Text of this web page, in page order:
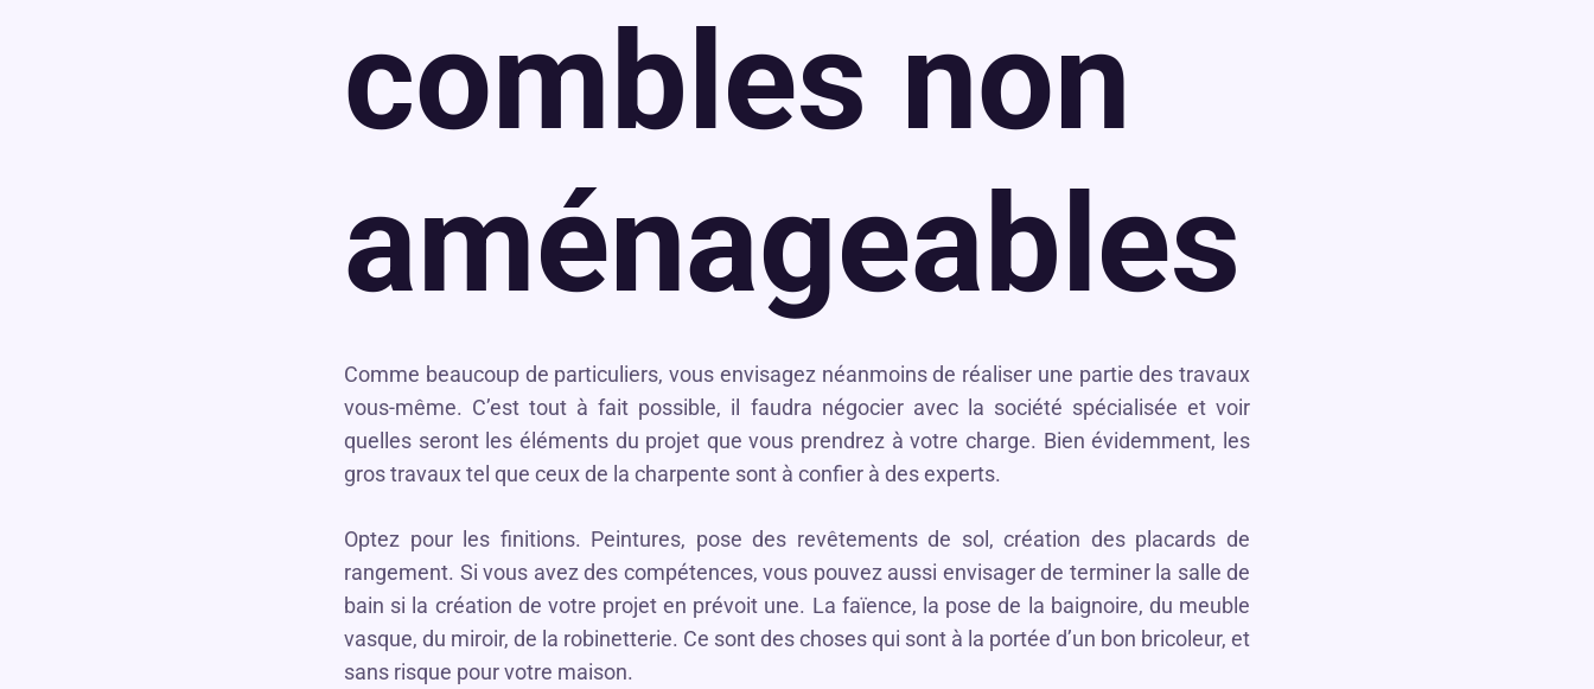
combles non
aménageables
Comme beaucoup de particuliers, vous envisagez néanmoins de réaliser une partie des travaux
vous-même. C’est tout à fait possible, il faudra négocier avec la société spécialisée et voir
quelles seront les éléments du projet que vous prendrez à votre charge. Bien évidemment, les
gros travaux tel que ceux de la charpente sont à confier à des experts.
Optez pour les finitions. Peintures, pose des revêtements de sol, création des placards de
rangement. Si vous avez des compétences, vous pouvez aussi envisager de terminer la salle de
bain si la création de votre projet en prévoit une. La faïence, la pose de la baignoire, du meuble
vasque, du miroir, de la robinetterie. Ce sont des choses qui sont à la portée d’un bon bricoleur, et
sans risque pour votre maison.